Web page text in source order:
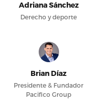
Adriana Sánchez
Derecho y deporte
Brian Díaz
Presidente & Fundador
Pacifico Group